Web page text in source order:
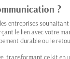
?
entreprises
le lien avec votre
durable ou le
transformant ce kit